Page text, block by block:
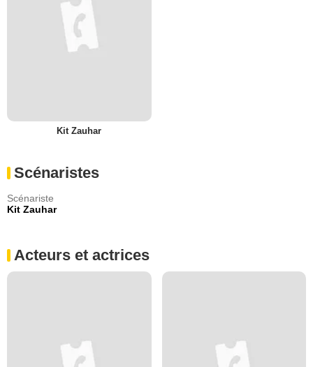
Kit Zauhar
Scénaristes
Scénariste
Kit Zauhar
Acteurs et actrices